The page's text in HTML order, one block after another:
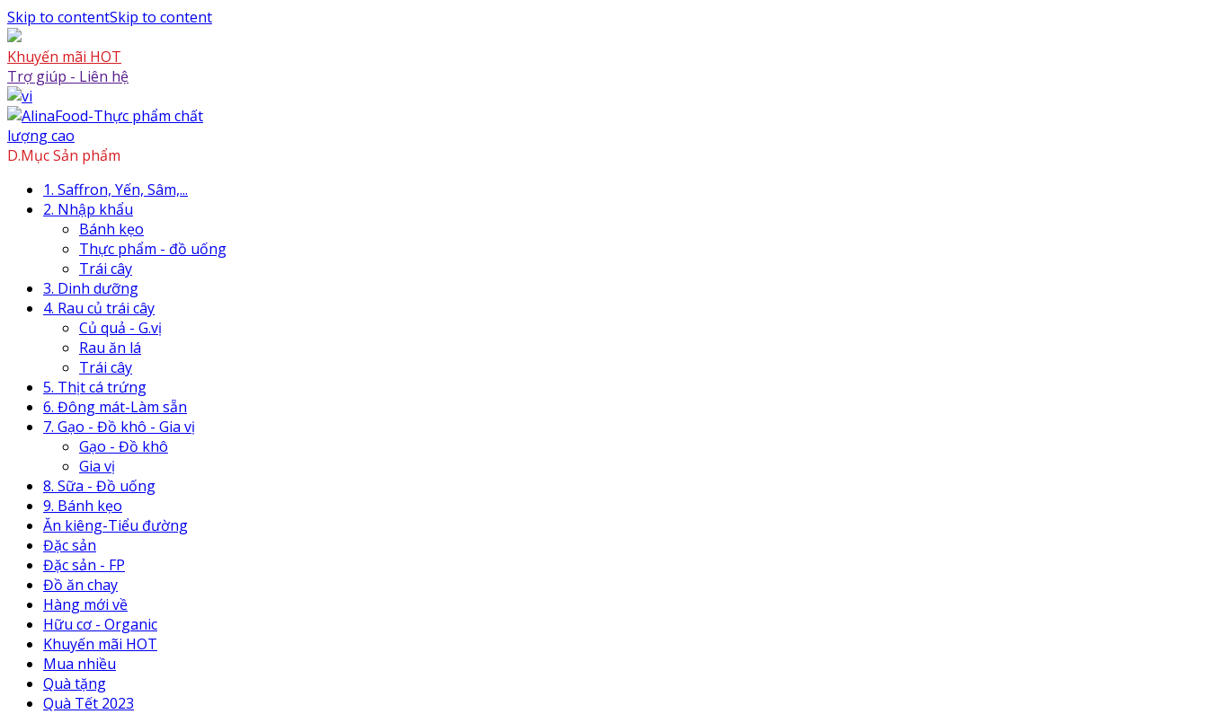
Skip to contentSkip to content
Khuyến mãi HOT
Trợ giúp - Liên hệ
D.Mục Sản phẩm
1. Saffron, Yến, Sâm,...
2. Nhập khẩu
Bánh kẹo
Thực phẩm - đồ uống
Trái cây
3. Dinh dưỡng
4. Rau củ trái cây
Củ quả - G.vị
Rau ăn lá
Trái cây
5. Thịt cá trứng
6. Đông mát-Làm sẵn
7. Gạo - Đồ khô - Gia vị
Gạo - Đồ khô
Gia vị
8. Sữa - Đồ uống
9. Bánh kẹo
Ăn kiêng-Tiểu đường
Đặc sản
Đặc sản - FP
Đồ ăn chay
Hàng mới về
Hữu cơ - Organic
Khuyến mãi HOT
Mua nhiều
Quà tặng
Quà Tết 2023